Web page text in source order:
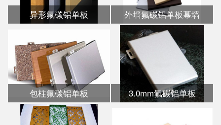
异形氟碳铝单板 外墙氟碳铝单板幕墙
包柱氟碳铝单板 3.0mm氟碳铝单板